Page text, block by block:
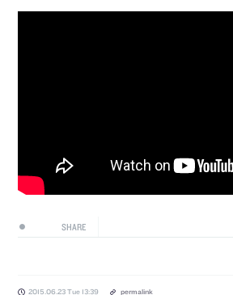
SHARE
2015.06.23 Tue 13:39 permalink